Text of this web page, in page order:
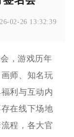
02-26 13:32:39
，游戏历年
师、知名玩
利与互动内
在线下场地
程，各大官